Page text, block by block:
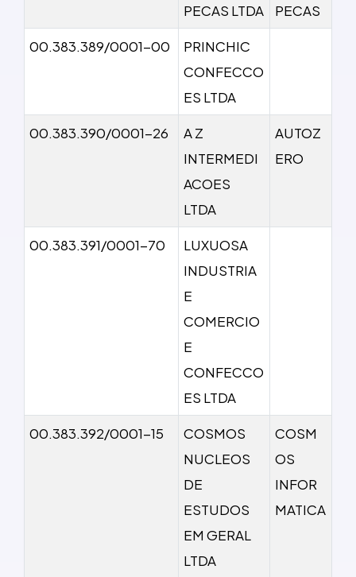
PECAS LTDA
PECAS
00.383.389/0001-00
PRINCHIC
CONFECCO
ES LTDA
00.383.390/0001-26
A Z
INTERMEDI
ACOES
LTDA
AUTOZ
ERO
00.383.391/0001-70
LUXUOSA
INDUSTRIA
E
COMERCIO
E
CONFECCO
ES LTDA
00.383.392/0001-15
COSMOS
NUCLEOS
DE
ESTUDOS
EM GERAL
LTDA
COSM
OS
INFOR
MATICA